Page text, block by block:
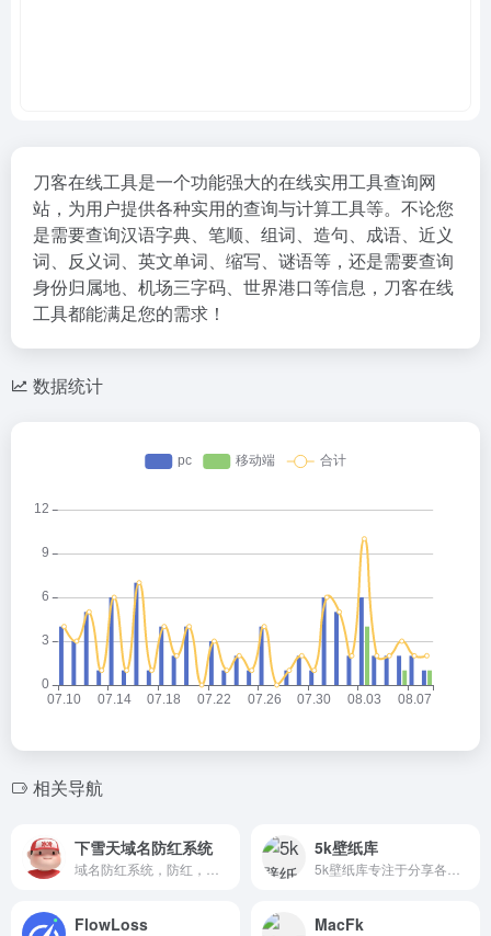
刀客在线工具是一个功能强大的在线实用工具查询网
站，为用户提供各种实用的查询与计算工具等。不论您
是需要查询汉语字典、笔顺、组词、造句、成语、近义
词、反义词、英文单词、缩写、谜语等，还是需要查询
身份归属地、机场三字码、世界港口等信息，刀客在线
工具都能满足您的需求！
数据统计
相关导航
下雪天域名防红系统 5k壁纸库
FlowLoss MacFk